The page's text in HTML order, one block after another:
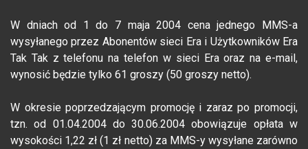
W dniach od 1 do 7 maja 2004 cena jednego MMS-a
wysyłanego przez Abonentów sieci Era i Użytkowników Era
Tak Tak z telefonu na telefon w sieci Era oraz na e-mail,
wynosić będzie tylko 61 groszy (50 groszy netto).
W okresie poprzedzającym promocję i zaraz po promocji,
tzn. od 01.04.2004 do 30.06.2004 obowiązuje opłata w
wysokości 1,22 zł (1 zł netto) za MMS-y wysyłane zarówno